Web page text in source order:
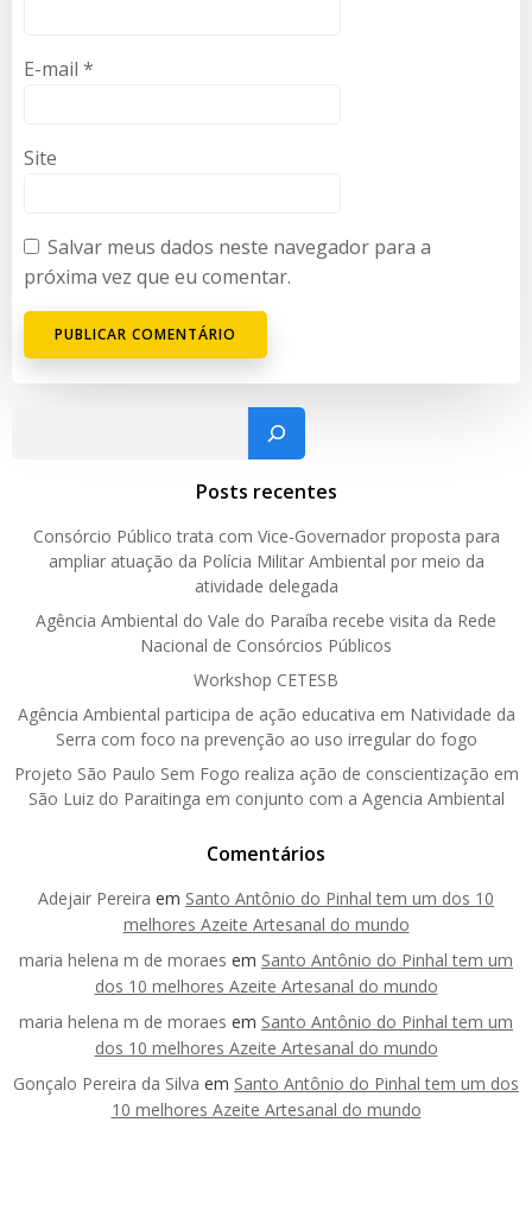
E-mail *
Site
Salvar meus dados neste navegador para a
próxima vez que eu comentar.
Pesquisar
Posts recentes
Consórcio Público trata com Vice-Governador proposta para
ampliar atuação da Polícia Militar Ambiental por meio da
atividade delegada
Agência Ambiental do Vale do Paraíba recebe visita da Rede
Nacional de Consórcios Públicos
Workshop CETESB
Agência Ambiental participa de ação educativa em Natividade da
Serra com foco na prevenção ao uso irregular do fogo
Projeto São Paulo Sem Fogo realiza ação de conscientização em
São Luiz do Paraitinga em conjunto com a Agencia Ambiental
Comentários
Adejair Pereira em Santo Antônio do Pinhal tem um dos 10
melhores Azeite Artesanal do mundo
maria helena m de moraes em Santo Antônio do Pinhal tem um
dos 10 melhores Azeite Artesanal do mundo
maria helena m de moraes em Santo Antônio do Pinhal tem um
dos 10 melhores Azeite Artesanal do mundo
Gonçalo Pereira da Silva em Santo Antônio do Pinhal tem um dos
10 melhores Azeite Artesanal do mundo